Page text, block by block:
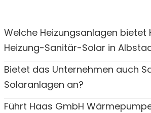
Welche Heizungsanlagen bietet
Heizung-Sanitär-Solar in
Bietet das Unternehmen auch
Solaranlagen an?
Führt Haas GmbH